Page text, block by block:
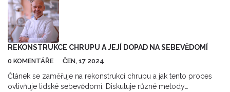
REKONSTRUKCE CHRUPU A JEJÍ DOPAD NA SEBEVĚDOMÍ
0 KOMENTÁŘE ČEN, 17 2024
Článek se zaměřuje na rekonstrukci chrupu a jak tento proces
ovlivňuje lidské sebevědomí. Diskutuje různé metody